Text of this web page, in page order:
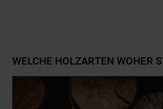
WELCHE HOLZARTEN WOHER